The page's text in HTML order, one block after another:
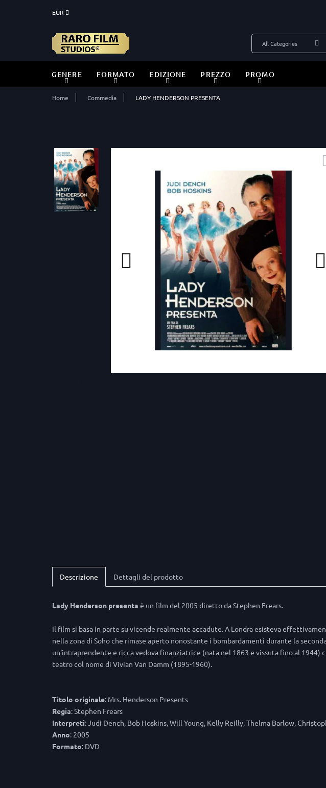
EUR
GENERE FORMATO EDIZIONE PREZZO PROMO
Home Commedia LADY HENDERSON PRESENTA
Descrizione Dettagli del prodotto
Lady Henderson presenta è un film del 2005 diretto da Stephen Frears.
Il film si basa in parte su vicende realmente accadute. A Londra esisteva
nella zona di Soho che rimase aperto nonostante i bombardamenti durante la
un'intraprendente e ricca vedova finanziatrice (nata nel 1863 e vissuta fino al
teatro col nome di Vivian Van Damm (1895-1960).
Titolo originale: Mrs. Henderson Presents
Regia: Stephen Frears
Interpreti: Judi Dench, Bob Hoskins, Will Young, Kelly Reilly, Thelma Barlow,
Anno: 2005
Formato: DVD